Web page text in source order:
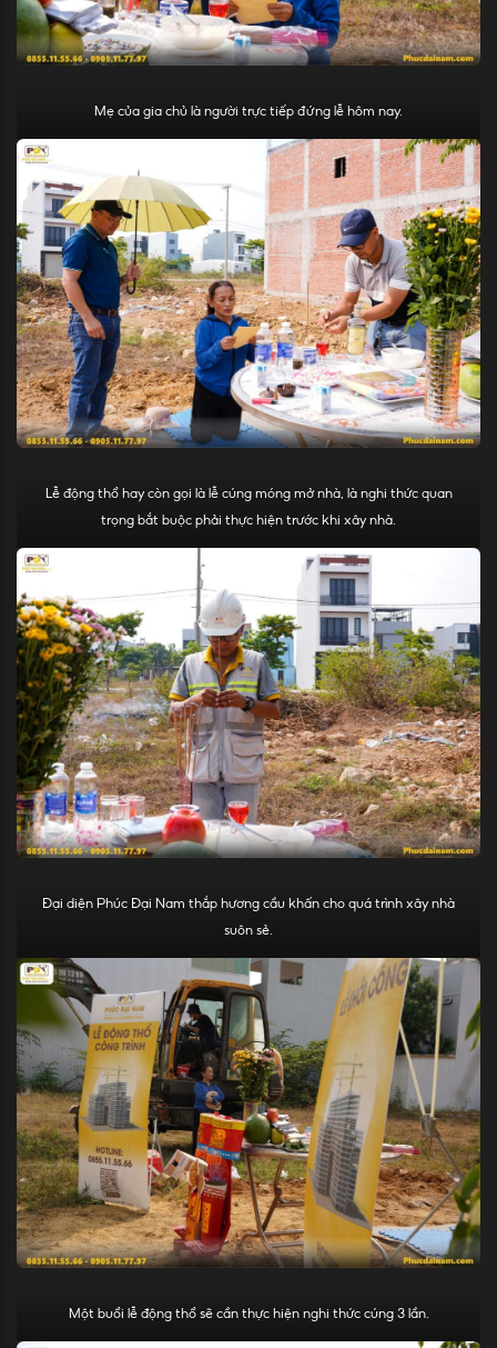
Mẹ của gia chủ là người trực tiếp đứng lễ hôm nay.
Lễ động thổ hay còn gọi là lễ cúng móng mở nhà, là nghi thức quan
trọng bắt buộc phải thực hiện trước khi xây nhà.
Đại diện Phúc Đại Nam thắp hương cầu khấn cho quá trình xây nhà
suôn sẻ.
Một buổi lễ động thổ sẽ cần thực hiện nghi thức cúng 3 lần.